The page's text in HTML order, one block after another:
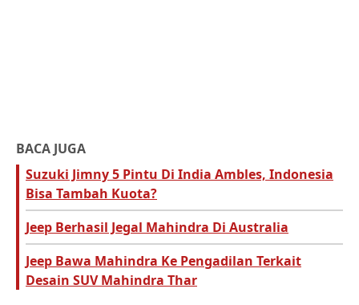
BACA JUGA
Suzuki Jimny 5 Pintu Di India Ambles, Indonesia
Bisa Tambah Kuota?
Jeep Berhasil Jegal Mahindra Di Australia
Jeep Bawa Mahindra Ke Pengadilan Terkait
Desain SUV Mahindra Thar